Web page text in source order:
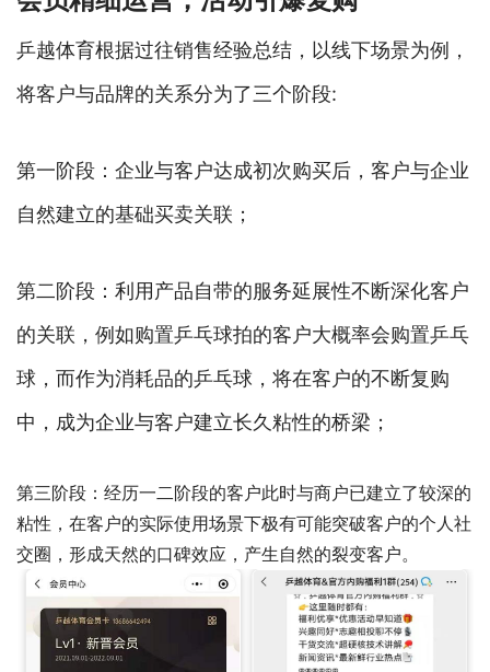
乒越体育根据过往销售经验总结，以线下场景为例，
将客户与品牌的关系分为了三个阶段:
第一阶段：企业与客户达成初次购买后，客户与企业
自然建立的基础买卖关联；
第二阶段：利用产品自带的服务延展性不断深化客户
的关联，例如购置乒乓球拍的客户大概率会购置乒乓
球，而作为消耗品的乒乓球，将在客户的不断复购
中，成为企业与客户建立长久粘性的桥梁；
第三阶段：经历一二阶段的客户此时与商户已建立了较深的
粘性，在客户的实际使用场景下极有可能突破客户的个人社
交圈，形成天然的口碑效应，产生自然的裂变客户。